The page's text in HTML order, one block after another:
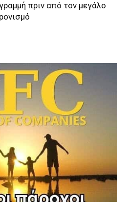
πριν από τον μεγάλο